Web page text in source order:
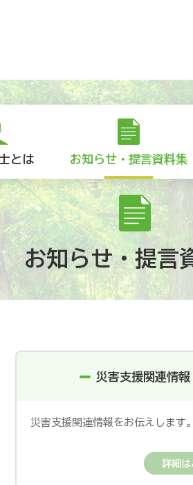
とは お知らせ・提言資料集
お知らせ・提言
災害支援関連情報
災害支援関連情報をお伝えします。
詳細は